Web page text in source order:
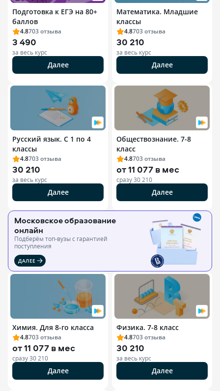
Подготовка к ЕГЭ на 80+
баллов
4.8703отзыва
3 490
за весь курс
Далее
Математика. Младшие
классы
4.8703отзыва
30 210
за весь курс
Далее
Русский язык. С 1 по 4
классы
4.8703отзыва
30 210
за весь курс
Далее
Обществознание. 7-8
класс
4.8703отзыва
от11 077 в мес
сразу30 210
Далее
Московское образование
онлайн
Подберём топ-вузы c гарантией
поступления
ДАЛЕЕ
Химия. Для 8-го класса
4.8703отзыва
от11 077 в мес
сразу30 210
Далее
Физика. 7-8 класс
4.8703отзыва
30 210
за весь курс
Далее